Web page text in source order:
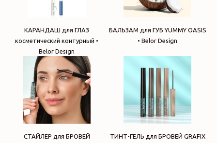
КАРАНДАШ для ГЛАЗ
косметический контурный •
Belor Design
БАЛЬЗАМ для ГУБ YUMMY OASIS
• Belor Design
СТАЙЛЕР для БРОВЕЙ
ТИНТ-ГЕЛЬ для БРОВЕЙ GRAFIX